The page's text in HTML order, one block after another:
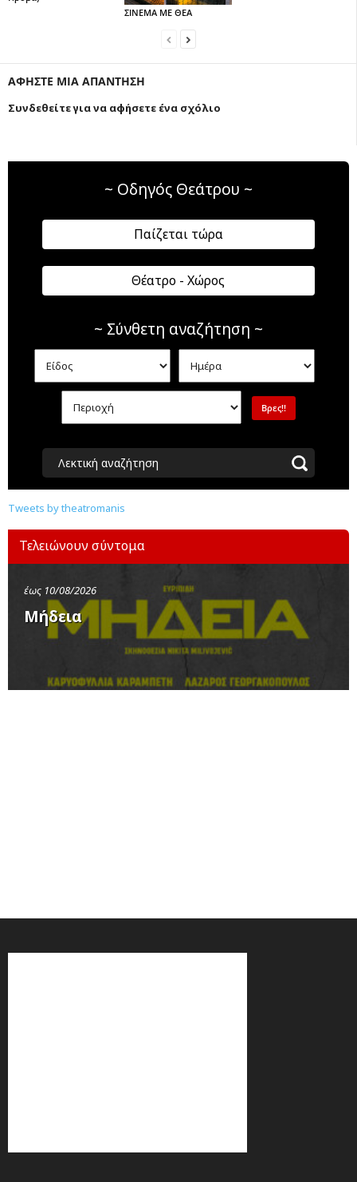
ΣΙΝΕΜΑ ΜΕ ΘΕΑ
ΑΦΗΣΤΕ ΜΙΑ ΑΠΑΝΤΗΣΗ
Συνδεθείτε για να αφήσετε ένα σχόλιο
~ Οδηγός Θεάτρου ~
Παίζεται τώρα
Θέατρο - Χώρος
~ Σύνθετη αναζήτηση ~
Λεκτική αναζήτηση
Tweets by theatromanis
Τελειώνουν σύντομα
έως 10/08/2026
Μήδεια